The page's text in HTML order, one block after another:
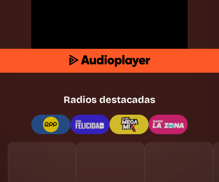
Radios destacadas